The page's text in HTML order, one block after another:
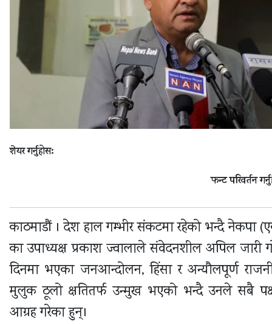
शेयर गर्नुहोस:
फन्ट परिवर्तन
काठमाडौं । देश हाल गम्भीर संकटमा रहेको भन्दै नेकपा
का उपाध्यक्ष प्रकाश ज्वालाले संवेदनशील अपिल जारी
दिनमा भएका जनआन्दोलन, हिंसा र अन्यौलपूर्ण
मुलुक ठूलो क्षतितर्फ उन्मुख भएको भन्दै उनले सबै
आग्रह गरेका हुन्।